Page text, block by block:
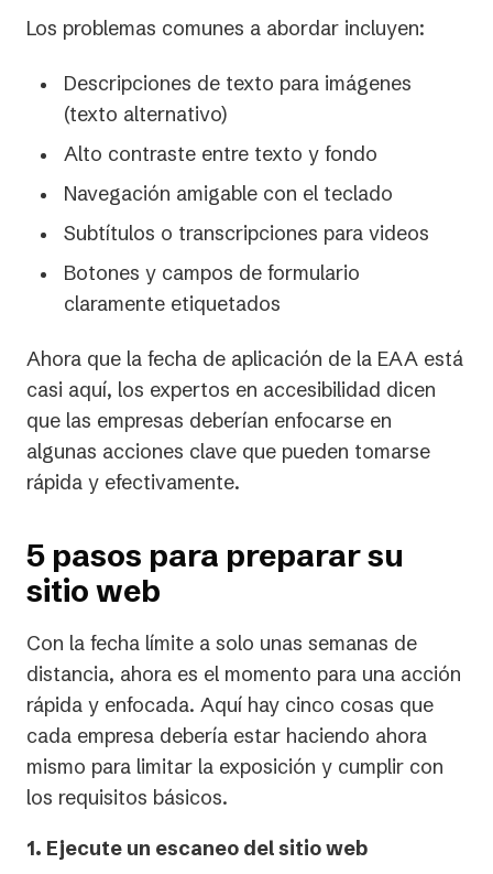
Los problemas comunes a abordar incluyen:
Descripciones de texto para imágenes
(texto alternativo)
Alto contraste entre texto y fondo
Navegación amigable con el teclado
Subtítulos o transcripciones para videos
Botones y campos de formulario
claramente etiquetados
Ahora que la fecha de aplicación de la EAA está
casi aquí, los expertos en accesibilidad dicen
que las empresas deberían enfocarse en
algunas acciones clave que pueden tomarse
rápida y efectivamente.
5 pasos para preparar su
sitio web
Con la fecha límite a solo unas semanas de
distancia, ahora es el momento para una acción
rápida y enfocada. Aquí hay cinco cosas que
cada empresa debería estar haciendo ahora
mismo para limitar la exposición y cumplir con
los requisitos básicos.
1. Ejecute un escaneo del sitio web